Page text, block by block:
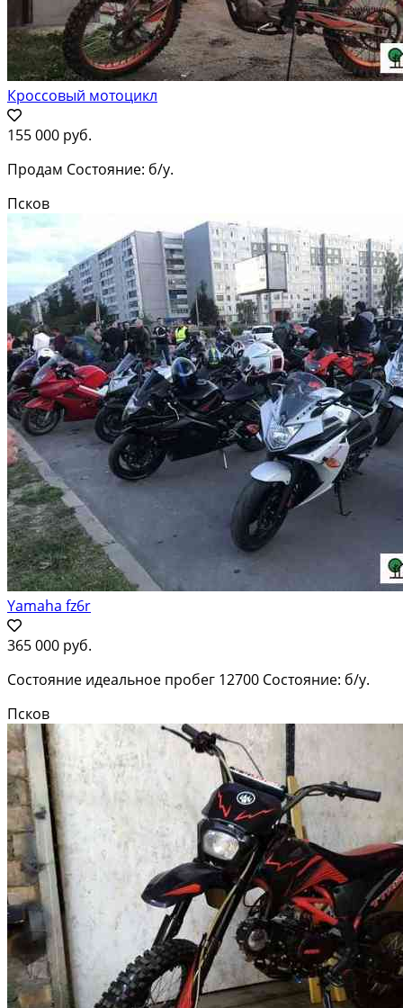
Кроссовый мотоцикл
155 000 руб.
Продам Состояние: б/у.
Псков
Yamaha fz6r
365 000 руб.
Состояние идеальное пробег 12700 Состояние: б/у.
Псков